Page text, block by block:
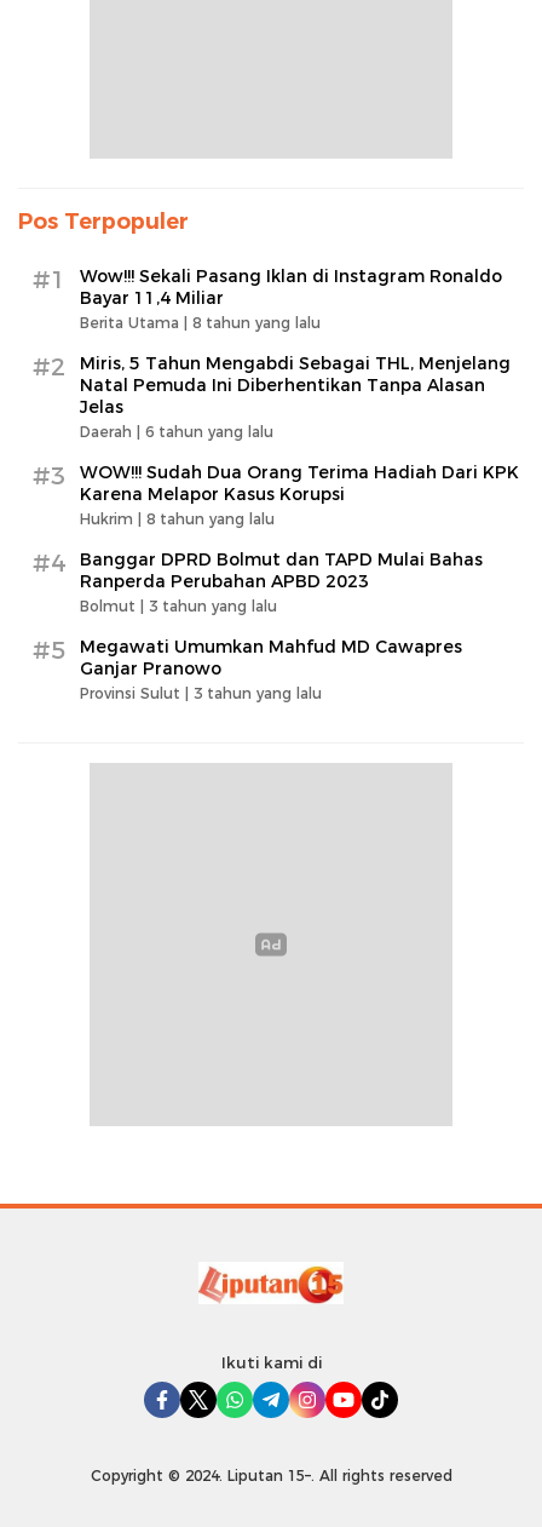
Pos Terpopuler
#1
Wow!!! Sekali Pasang Iklan di Instagram Ronaldo
Bayar 11,4 Miliar
Berita Utama | 8 tahun yang lalu
#2
Miris, 5 Tahun Mengabdi Sebagai THL, Menjelang
Natal Pemuda Ini Diberhentikan Tanpa Alasan
Jelas
Daerah | 6 tahun yang lalu
#3
WOW!!! Sudah Dua Orang Terima Hadiah Dari KPK
Karena Melapor Kasus Korupsi
Hukrim | 8 tahun yang lalu
#4
Banggar DPRD Bolmut dan TAPD Mulai Bahas
Ranperda Perubahan APBD 2023
Bolmut | 3 tahun yang lalu
#5
Megawati Umumkan Mahfud MD Cawapres
Ganjar Pranowo
Provinsi Sulut | 3 tahun yang lalu
Ikuti kami di
Copyright © 2024. Liputan 15–. All rights reserved